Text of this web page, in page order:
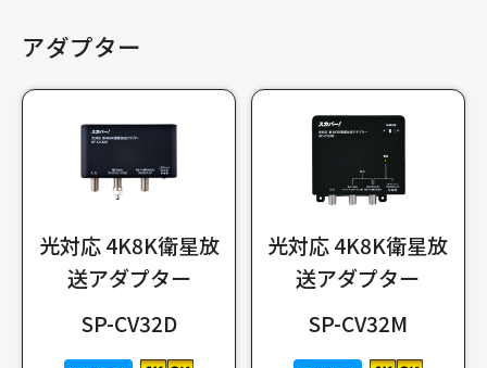
アダプター
光対応 4K8K衛星放
送アダプター
SP-CV32D
光対応 4K8K衛星放
送アダプター
SP-CV32M